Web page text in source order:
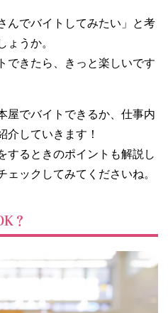
んでバイトしてみたい」と考
ょうか。
できたら、きっと楽しいです
屋でバイトできるか、仕事内
介していきます！
するときのポイントも解説し
ックしてみてくださいね。
？